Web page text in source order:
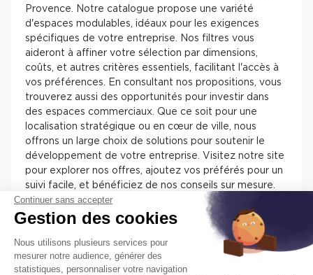
Provence. Notre catalogue propose une variété
d'espaces modulables, idéaux pour les exigences
spécifiques de votre entreprise. Nos filtres vous
aideront à affiner votre sélection par dimensions,
coûts, et autres critères essentiels, facilitant l'accès à
vos préférences. En consultant nos propositions, vous
trouverez aussi des opportunités pour investir dans
des espaces commerciaux. Que ce soit pour une
localisation stratégique ou en cœur de ville, nous
offrons un large choix de solutions pour soutenir le
développement de votre entreprise. Visitez notre site
pour explorer nos offres, ajoutez vos préférés pour un
suivi facile, et bénéficiez de nos conseils sur mesure.
Chez Cushman & Wakefield, nous nous engageons à
vous assister dans la sélection de l'espace parfait pour
Continuer sans accepter
Gestion des cookies
Nous utilisons plusieurs services pour
mesurer notre audience, générer des
statistiques, personnaliser votre navigation